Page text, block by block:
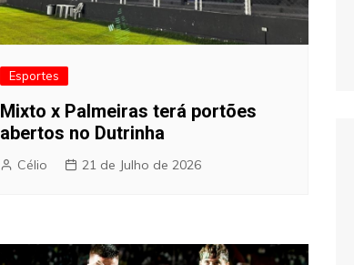
Esportes
Mixto x Palmeiras terá portões
abertos no Dutrinha
Célio 21 de Julho de 2026